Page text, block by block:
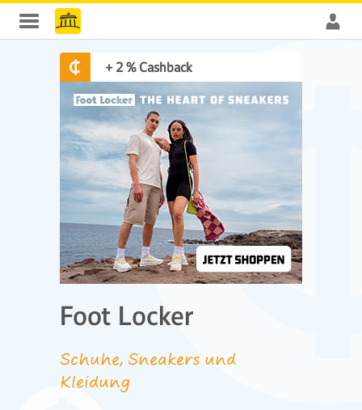
Foot Locker
Schuhe, Sneakers und
Kleidung
+ 2 % Cashback